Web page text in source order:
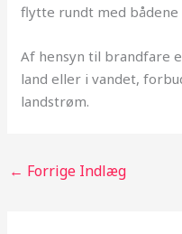
flytte rundt med
Af hensyn til brandfare
land eller i vandet,
landstrøm.
← Forrige Indlæg